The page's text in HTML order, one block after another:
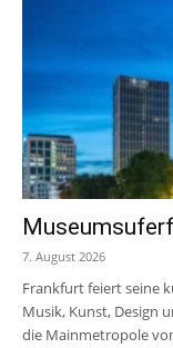
7. August 2026
Frankfurt feiert seine
Musik, Kunst, Design
die Mainmetropole